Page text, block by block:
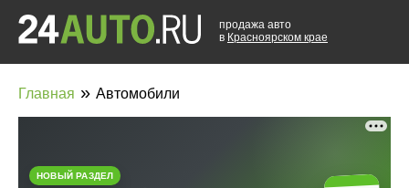
продажа авто
в Красноярском крае
Главная » Автомобили